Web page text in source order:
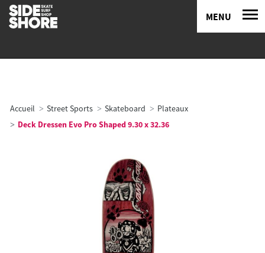
MENU
Accueil Street Sports Skateboard
Plateaux
Deck Dressen Evo Pro Shaped 9.30 x 32.36